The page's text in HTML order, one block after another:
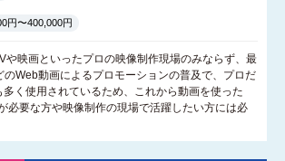
円〜400,000円
や映画といったプロの映像制作現場のみならず、最
のWeb動画によるプロモーションの普及で、プロだ
く使用されているため、これから動画を使った
必要な方や映像制作の現場で活躍したい方には必